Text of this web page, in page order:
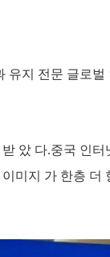
유지 전문 글로벌
았 다.중국 인터
미지 가 한층 더